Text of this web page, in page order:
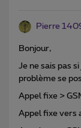
Pierre
Bonjour,
Je ne sais pas
problème se
Appel fixe >
Appel fixe vers